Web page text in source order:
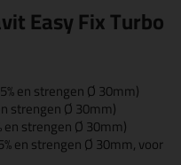
Easy Fix Turbo
en strengen Ø 30mm)
strengen Ø 30mm)
en strengen Ø 30mm)
en strengen Ø 30mm, voor